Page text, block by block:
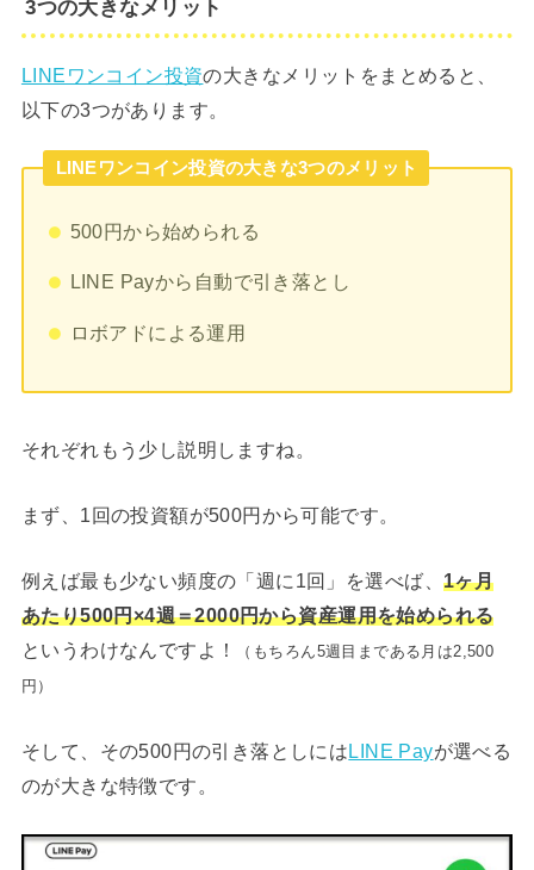
3つの大きなメリット
LINEワンコイン投資の大きなメリットをまとめると、
以下の3つがあります。
LINEワンコイン投資の大きな3つのメリット
500円から始められる
LINE Payから自動で引き落とし
ロボアドによる運用
それぞれもう少し説明しますね。
まず、1回の投資額が500円から可能です。
例えば最も少ない頻度の「週に1回」を選べば、 1ヶ月
あたり500円×4週＝2000円から資産運用を始められる
というわけなんですよ！
（もちろん5週目まである月は2,500
円）
そして、その500円の引き落としにはLINE Payが選べる
のが大きな特徴です。